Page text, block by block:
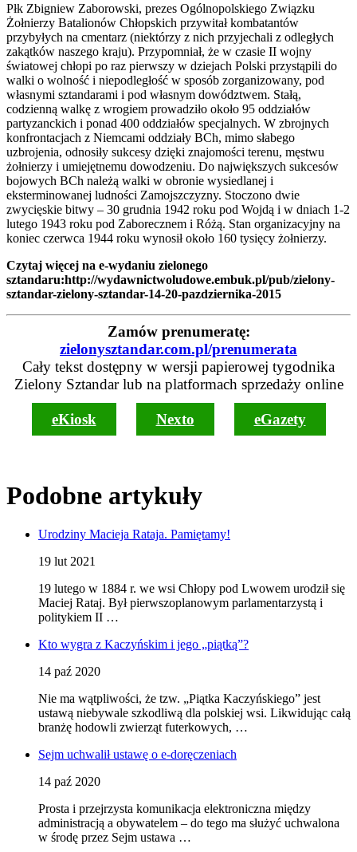
Płk Zbigniew Zaborowski, prezes Ogólnopolskiego Związku
Żołnierzy Batalionów Chłopskich przywitał kombatantów
przybyłych na cmentarz (niektórzy z nich przyjechali z odległych
zakątków naszego kraju). Przypomniał, że w czasie II wojny
światowej chłopi po raz pierwszy w dziejach Polski przystąpili do
walki o wolność i niepodległość w sposób zorganizowany, pod
własnymi sztandarami i pod własnym dowództwem. Stałą,
codzienną walkę z wrogiem prowadziło około 95 oddziałów
partyzanckich i ponad 400 oddziałów specjalnych. W zbrojnych
konfrontacjach z Niemcami oddziały BCh, mimo słabego
uzbrojenia, odnosiły sukcesy dzięki znajomości terenu, męstwu
żołnierzy i umiejętnemu dowodzeniu. Do największych sukcesów
bojowych BCh należą walki w obronie wysiedlanej i
eksterminowanej ludności Zamojszczyzny. Stoczono dwie
zwycięskie bitwy – 30 grudnia 1942 roku pod Wojdą i w dniach 1-2
lutego 1943 roku pod Zaborecznem i Różą. Stan organizacyjny na
koniec czerwca 1944 roku wynosił około 160 tysięcy żołnierzy.
Czytaj więcej na e-wydaniu zielonego
sztandaru:http://wydawnictwoludowe.embuk.pl/pub/zielony-
sztandar-zielony-sztandar-14-20-pazdziernika-2015
Zamów prenumeratę:
zielonysztandar.com.pl/prenumerata
Cały tekst dostępny w wersji papierowej tygodnika
Zielony Sztandar lub na platformach sprzedaży online
eKiosk Nexto eGazety
Podobne artykuły
Urodziny Macieja Rataja. Pamiętamy!
19 lut 2021
19 lutego w 1884 r. we wsi Chłopy pod Lwowem urodził się
Maciej Rataj. Był pierwszoplanowym parlamentarzystą i
politykiem II …
Kto wygra z Kaczyńskim i jego „piątką”?
14 paź 2020
Nie ma wątpliwości, że tzw. „Piątka Kaczyńskiego” jest
ustawą niebywale szkodliwą dla polskiej wsi. Likwidując całą
branżę hodowli zwierząt futerkowych, …
Sejm uchwalił ustawę o e-doręczeniach
14 paź 2020
Prosta i przejrzysta komunikacja elektroniczna między
administracją a obywatelem – do tego ma służyć uchwalona
w środę przez Sejm ustawa …